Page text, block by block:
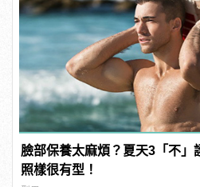
臉部保養太麻煩？夏天3「不」
照樣很有型！